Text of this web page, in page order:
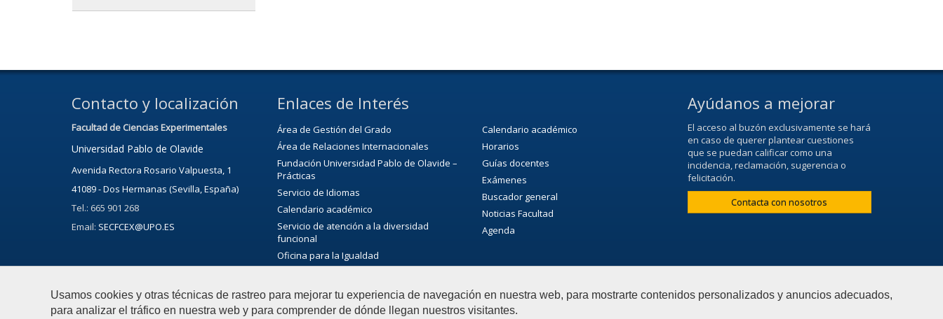
Usamos cookies y otras técnicas de rastreo para mejorar tu experiencia de navegación en nuestra web, para mostrarte contenidos personalizados y anuncios adecuados,
para analizar el tráfico en nuestra web y para comprender de dónde llegan nuestros visitantes.
Contacto y localización
Facultad de Ciencias Experimentales
Universidad Pablo de Olavide
Avenida Rectora Rosario Valpuesta, 1
41089 - Dos Hermanas (Sevilla, España)
Tel.: 665 901 268
Email: SECFCEX@UPO.ES
Enlaces de Interés
Área de Gestión del Grado
Área de Relaciones Internacionales
Fundación Universidad Pablo de Olavide –
Prácticas
Servicio de Idiomas
Calendario académico
Servicio de atención a la diversidad
funcional
Oficina para la Igualdad
Servicio de Extensión Cultural (SEC)
Agenda Cultural de la universidad
Calendario académico
Horarios
Guías docentes
Exámenes
Buscador general
Noticias Facultad
Agenda
Ayúdanos a mejorar
El acceso al buzón exclusivamente se hará
en caso de querer plantear cuestiones
que se puedan calificar como una
incidencia, reclamación, sugerencia o
felicitación.
Contacta con nosotros